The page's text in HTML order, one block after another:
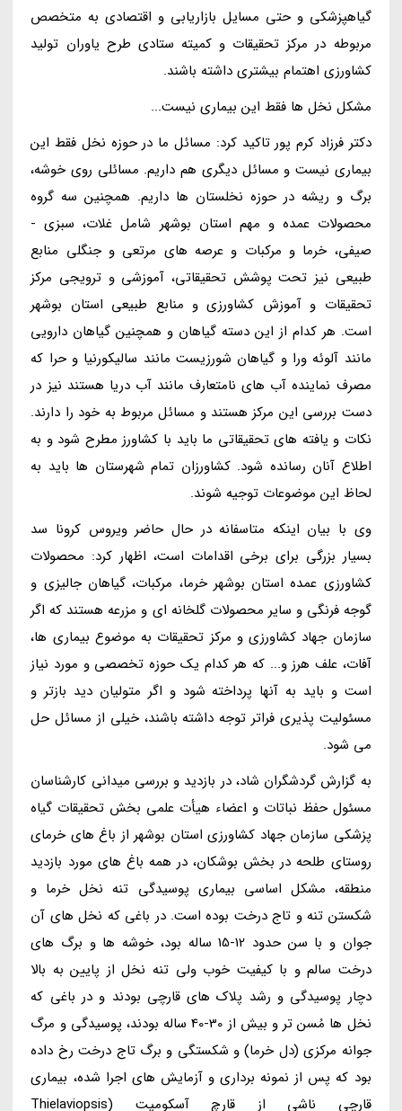
گیاهپزشکی و حتی مسایل بازاریابی و اقتصادی به متخصص
مربوطه در مرکز تحقیقات و کمیته ستادی طرح یاوران تولید
کشاورزی اهتمام بیشتری داشته باشند.
مشکل نخل ها فقط این بیماری نیست...
دکتر فرزاد کرم پور تاکید کرد: مسائل ما در حوزه نخل فقط این
بیماری نیست و مسائل دیگری هم داریم. مسائلی روی خوشه،
برگ و ریشه در حوزه نخلستان ها داریم. همچنین سه گروه
محصولات عمده و مهم استان بوشهر شامل غلات، سبزی -
صیفی، خرما و مرکبات و عرصه های مرتعی و جنگلی منابع
طبیعی نیز تحت پوشش تحقیقاتی، آموزشی و ترویجی مرکز
تحقیقات و آموزش کشاورزی و منابع طبیعی استان بوشهر
است. هر کدام از این دسته گیاهان و همچنین گیاهان دارویی
مانند آلوئه ورا و گیاهان شورزیست مانند سالیکورنیا و حرا که
مصرف نماینده آب های نامتعارف مانند آب دریا هستند نیز در
دست بررسی این مرکز هستند و مسائل مربوط به خود را دارند.
نکات و یافته های تحقیقاتی ما باید با کشاورز مطرح شود و به
اطلاع آنان رسانده شود. کشاورزان تمام شهرستان ها باید به
لحاظ این موضوعات توجیه شوند.
وی با بیان اینکه متاسفانه در حال حاضر ویروس کرونا سد
بسیار بزرگی برای برخی اقدامات است، اظهار کرد: محصولات
کشاورزی عمده استان بوشهر خرما، مرکبات، گیاهان جالیزی و
گوجه فرنگی و سایر محصولات گلخانه ای و مزرعه هستند که اگر
سازمان جهاد کشاورزی و مرکز تحقیقات به موضوع بیماری ها،
آفات، علف هرز و... که هر کدام یک حوزه تخصصی و مورد نیاز
است و باید به آنها پرداخته شود و اگر متولیان دید بازتر و
مسئولیت پذیری فراتر توجه داشته باشند، خیلی از مسائل حل
می شود.
به گزارش گردشگران شاد، در بازدید و بررسی میدانی کارشناسان
مسئول حفظ نباتات و اعضاء هیأت علمی بخش تحقیقات گیاه
پزشکی سازمان جهاد کشاورزی استان بوشهر از باغ های خرمای
روستای طلحه در بخش بوشکان، در همه باغ های مورد بازدید
منطقه، مشکل اساسی بیماری پوسیدگی تنه نخل خرما و
شکستن تنه و تاج درخت بوده است. در باغی که نخل های آن
جوان و با سن حدود 12-15 ساله بود، خوشه ها و برگ های
درخت سالم و با کیفیت خوب ولی تنه نخل از پایین به بالا
دچار پوسیدگی و رشد پلاک های قارچی بودند و در باغی که
نخل ها مُسن تر و بیش از 30-40 ساله بودند، پوسیدگی و مرگ
جوانه مرکزی (دل خرما) و شکستگی و برگ تاج درخت رخ داده
بود که پس از نمونه برداری و آزمایش های اجرا شده، بیماری
قارچی ناشی از قارچ آسکومیت (Thielaviopsis